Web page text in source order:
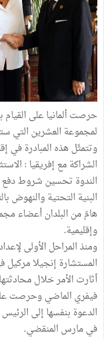
حرصت ألمانيا على القيام
وتتمثّل هذه المبادرة في
الشراكة مع إفريقيا :
الندوة تحسين شروط دفع
البنية التحتية والنهوض
هامّ من البلدان أعضاء
وإقليمية.
ومنذ المراحل الأولى
المستشارة إنجيلا
أثارت الأمر خلال
فيفري الماضي وحرصت
الدعوة بنفسها إلى
في مارس المنقضي.